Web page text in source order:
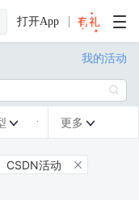
打开App
我的活动

 更多 
CSDN活动 